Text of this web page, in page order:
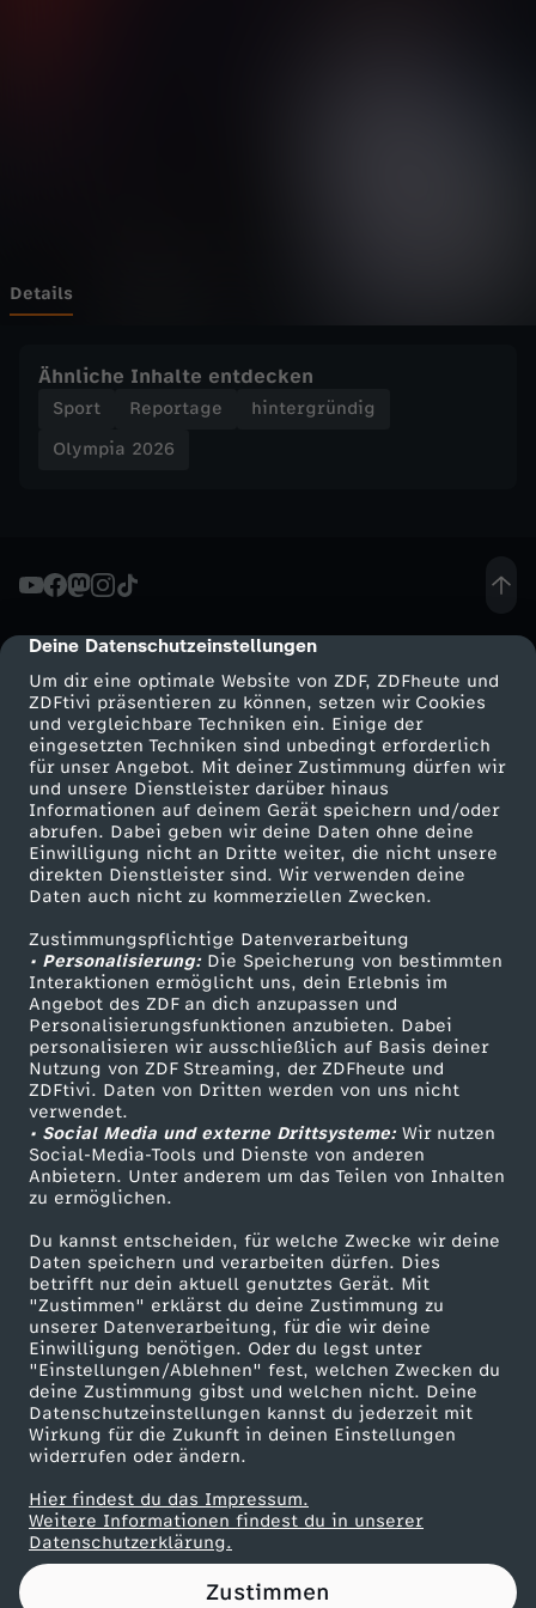
cmp-dialog-description
Deine Datenschutzeinstellungen
Um dir eine optimale Website von ZDF, ZDFheute und
ZDFtivi präsentieren zu können, setzen wir Cookies
und vergleichbare Techniken ein. Einige der
eingesetzten Techniken sind unbedingt erforderlich
für unser Angebot. Mit deiner Zustimmung dürfen wir
und unsere Dienstleister darüber hinaus
Informationen auf deinem Gerät speichern und/oder
abrufen. Dabei geben wir deine Daten ohne deine
Einwilligung nicht an Dritte weiter, die nicht unsere
direkten Dienstleister sind. Wir verwenden deine
Daten auch nicht zu kommerziellen Zwecken.
Zustimmungspflichtige Datenverarbeitung
• Personalisierung:Die Speicherung von bestimmten
Interaktionen ermöglicht uns, dein Erlebnis im
Angebot des ZDF an dich anzupassen und
Personalisierungsfunktionen anzubieten. Dabei
personalisieren wir ausschließlich auf Basis deiner
Nutzung von ZDF Streaming, der ZDFheute und
ZDFtivi. Daten von Dritten werden von uns nicht
verwendet.
• Social Media und externe Drittsysteme:Wir nutzen
Social-Media-Tools und Dienste von anderen
Anbietern. Unter anderem um das Teilen von Inhalten
zu ermöglichen.
Du kannst entscheiden, für welche Zwecke wir deine
Daten speichern und verarbeiten dürfen. Dies
betrifft nur dein aktuell genutztes Gerät. Mit
"Zustimmen" erklärst du deine Zustimmung zu
unserer Datenverarbeitung, für die wir deine
Einwilligung benötigen. Oder du legst unter
"Einstellungen/Ablehnen" fest, welchen Zwecken du
deine Zustimmung gibst und welchen nicht. Deine
Datenschutzeinstellungen kannst du jederzeit mit
Wirkung für die Zukunft in deinen Einstellungen
widerrufen oder ändern.
Hier findest du das Impressum.
Weitere Informationen findest du in unserer
Datenschutzerklärung.
Zustimmen
E
s
k
n
s
t
-
D
u
o
H
a
s
e
u
n
d
V
o
l
o
Details
Ähnliche Inhalte entdecken
Sport Reportage
hintergründig
Olympia 2026
Mehr ZDF
ZDF-Apps
Smart TV
ZDFtext
Livestreams
Sendungen A-Z
TV-Programm
Service
ZDFmitreden
Kontakt zum ZDF
Tickets
Zuschauerservice
Hilfe
ZDF Unternehmen
Karriere
ZDF goes Schule
Werbefernsehen
Mainzelmännchen
Partner